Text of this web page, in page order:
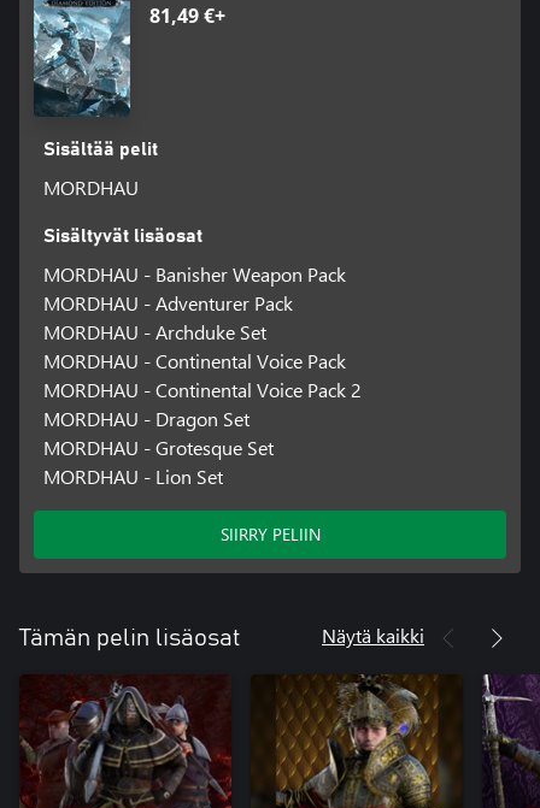
81,49 €+
Sisältää pelit
MORDHAU
Sisältyvät lisäosat
MORDHAU - Banisher Weapon Pack
MORDHAU - Adventurer Pack
MORDHAU - Archduke Set
MORDHAU - Continental Voice Pack
MORDHAU - Continental Voice Pack 2
MORDHAU - Dragon Set
MORDHAU - Grotesque Set
MORDHAU - Lion Set
SIIRRY PELIIN
Tämän pelin lisäosat Näytä kaikki